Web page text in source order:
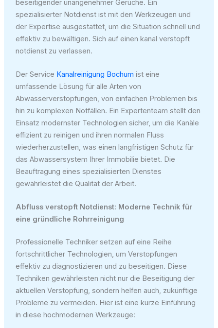
beseitigender unangenehmer Gerüche. Ein
spezialisierter Notdienst ist mit den Werkzeugen und
der Expertise ausgestattet, um die Situation schnell und
effektiv zu bewältigen. Sich auf einen kanal verstopft
notdienst zu verlassen.
Der Service Kanalreinigung Bochum ist eine
umfassende Lösung für alle Arten von
Abwasserverstopfungen, von einfachen Problemen bis
hin zu komplexen Notfällen. Ein Expertenteam stellt den
Einsatz modernster Technologien sicher, um die Kanäle
effizient zu reinigen und ihren normalen Fluss
wiederherzustellen, was einen langfristigen Schutz für
das Abwassersystem Ihrer Immobilie bietet. Die
Beauftragung eines spezialisierten Dienstes
gewährleistet die Qualität der Arbeit.
Abfluss verstopft Notdienst: Moderne Technik für
eine gründliche Rohrreinigung
Professionelle Techniker setzen auf eine Reihe
fortschrittlicher Technologien, um Verstopfungen
effektiv zu diagnostizieren und zu beseitigen. Diese
Techniken gewährleisten nicht nur die Beseitigung der
aktuellen Verstopfung, sondern helfen auch, zukünftige
Probleme zu vermeiden. Hier ist eine kurze Einführung
in diese hochmodernen Werkzeuge: